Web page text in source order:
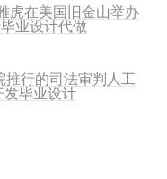
虎在美国旧金山举办
业设计代做
推行的司法审判人工
发毕业设计